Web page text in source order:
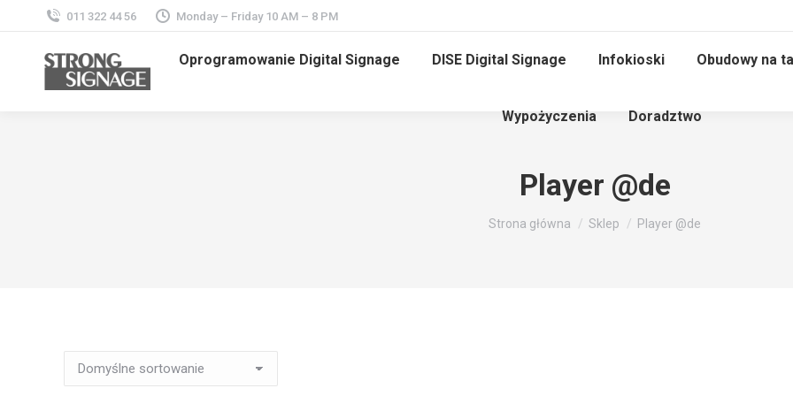
011 322 44 56 Monday – Friday 10 AM – 8 PM
Oprogramowanie Digital Signage DISE Digital Signage Infokioski Obudowy na
Wypożyczenia Doradztwo
Player @de
Jesteś tutaj:
Strona główna Sklep Player @de